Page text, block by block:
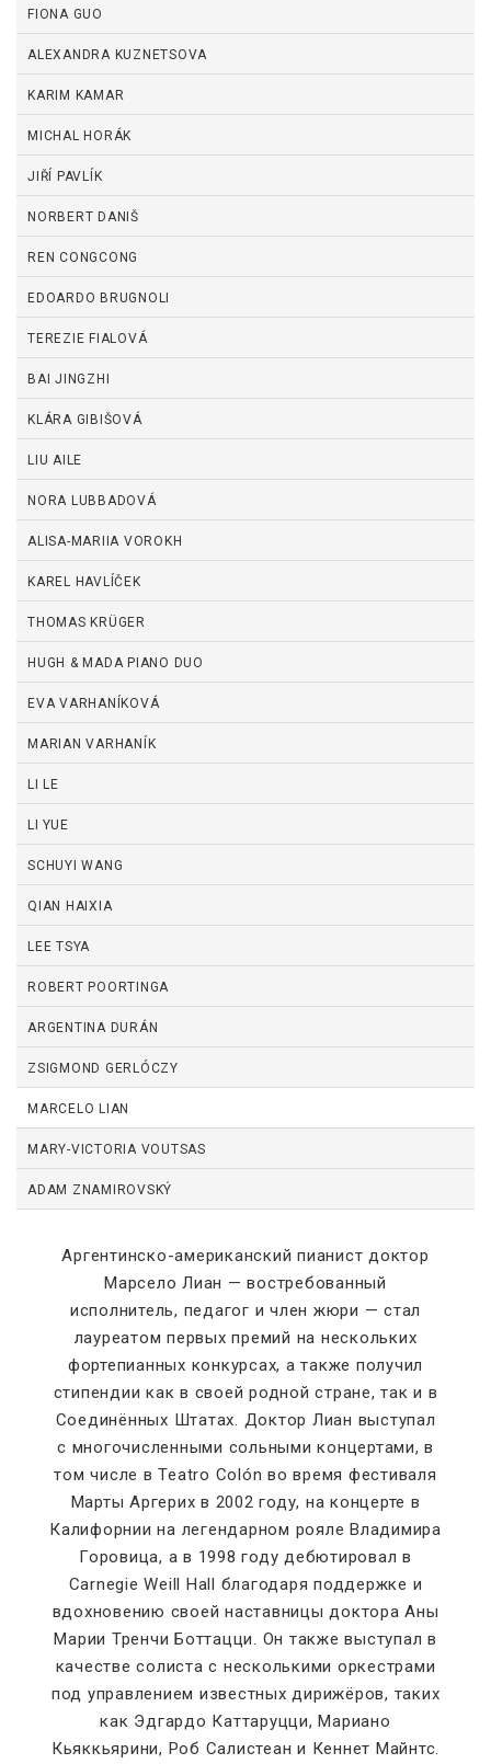
FIONA GUO
ALEXANDRA KUZNETSOVA
KARIM KAMAR
MICHAL HORÁK
JIŘÍ PAVLÍK
NORBERT DANIŠ
REN CONGCONG
EDOARDO BRUGNOLI
TEREZIE FIALOVÁ
BAI JINGZHI
KLÁRA GIBIŠOVÁ
LIU AILE
NORA LUBBADOVÁ
ALISA-MARIIA VOROKH
KAREL HAVLÍČEK
THOMAS KRÜGER
HUGH & MADA PIANO DUO
EVA VARHANÍKOVÁ
MARIAN VARHANÍK
LI LE
LI YUE
SCHUYI WANG
QIAN HAIXIA
LEE TSYA
ROBERT POORTINGA
ARGENTINA DURÁN
ZSIGMOND GERLÓCZY
MARCELO LIAN
MARY-VICTORIA VOUTSAS
ADAM ZNAMIROVSKÝ
Аргентинско-американский пианист доктор
Марсело Лиан — востребованный
исполнитель, педагог и член жюри — стал
лауреатом первых премий на нескольких
фортепианных конкурсах, а также получил
стипендии как в своей родной стране, так и в
Соединённых Штатах. Доктор Лиан выступал
с многочисленными сольными концертами, в
том числе в Teatro Colón во время фестиваля
Марты Аргерих в 2002 году, на концерте в
Калифорнии на легендарном рояле Владимира
Горовица, а в 1998 году дебютировал в
Carnegie Weill Hall благодаря поддержке и
вдохновению своей наставницы доктора Аны
Марии Тренчи Боттацци. Он также выступал в
качестве солиста с несколькими оркестрами
под управлением известных дирижёров, таких
как Эдгардо Каттаруцци, Мариано
Кьяккьярини, Роб Салистеан и Кеннет Майнтс.